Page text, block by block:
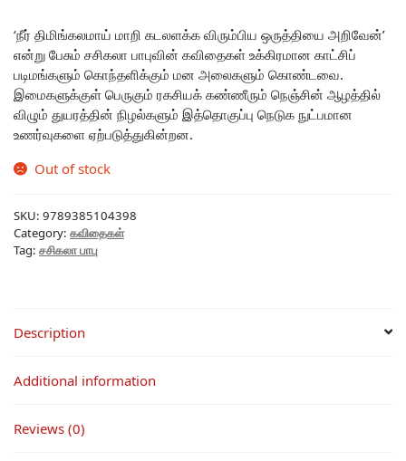
was:
₹75.00.
is:
₹67.50.
‘நீர் திமிங்கலமாய் மாறி கடலளக்க விரும்பிய ஒருத்தியை அறிவேன்’
என்று பேசும் சசிகலா பாபுவின் கவிதைகள் உக்கிரமான காட்சிப்
படிமங்களும் கொந்தளிக்கும் மன அலைகளும் கொண்டவை.
இமைகளுக்குள் பெருகும் ரகசியக் கண்ணீரும் நெஞ்சின் ஆழத்தில்
விழும் துயரத்தின் நிழல்களும் இத்தொகுப்பு நெடுக நுட்பமான
உணர்வுகளை ஏற்படுத்துகின்றன.
Out of stock
SKU: 9789385104398
Category: கவிதைகள்
Tag: சசிகலா பாபு
Description
Additional information
Reviews (0)